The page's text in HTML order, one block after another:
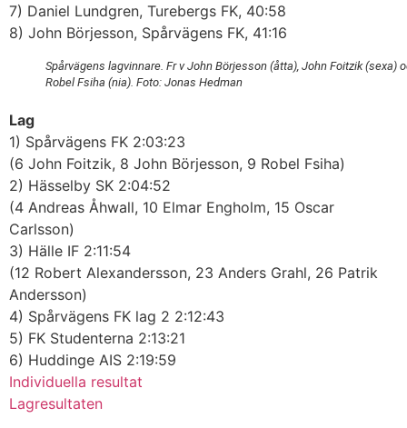
7) Daniel Lundgren, Turebergs FK, 40:58
8) John Börjesson, Spårvägens FK, 41:16
Spårvägens lagvinnare. Fr v John Börjesson (åtta), John Foitzik (sexa)
Robel Fsiha (nia). Foto: Jonas Hedman
Lag
1) Spårvägens FK 2:03:23
(6 John Foitzik, 8 John Börjesson, 9 Robel Fsiha)
2) Hässelby SK 2:04:52
(4 Andreas Åhwall, 10 Elmar Engholm, 15 Oscar
Carlsson)
3) Hälle IF 2:11:54
(12 Robert Alexandersson, 23 Anders Grahl, 26 Patrik
Andersson)
4) Spårvägens FK lag 2 2:12:43
5) FK Studenterna 2:13:21
6) Huddinge AIS 2:19:59
Individuella resultat
Lagresultaten